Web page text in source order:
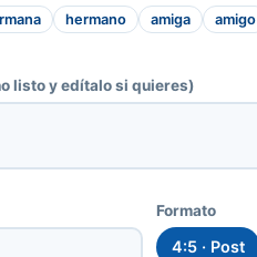
hermano amiga amigo
listo y edítalo si quieres)
Formato
4:5 · Post